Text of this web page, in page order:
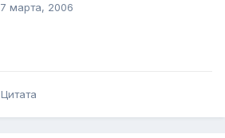
7 марта, 2006
Цитата